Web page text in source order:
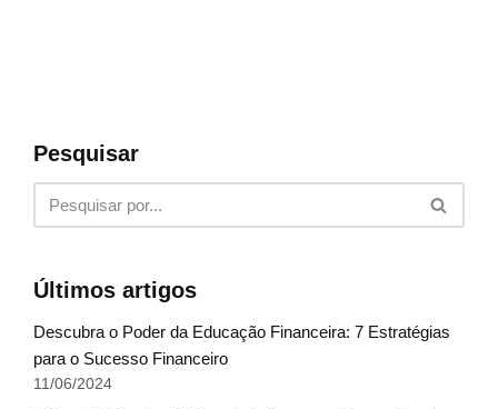
Pesquisar
Últimos artigos
Descubra o Poder da Educação Financeira: 7 Estratégias
para o Sucesso Financeiro
11/06/2024